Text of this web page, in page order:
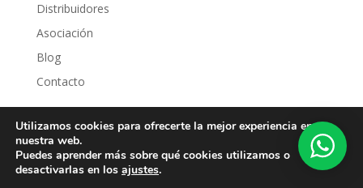
Distribuidores
Asociación
Blog
Contacto
Utilizamos cookies para ofrecerte la mejor experiencia en
nuestra web.
Puedes aprender más sobre qué cookies utilizamos o
desactivarlas en los ajustes.